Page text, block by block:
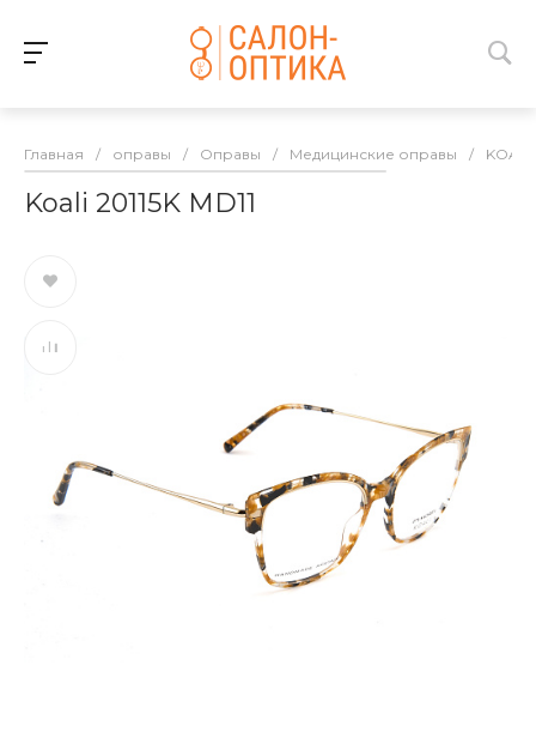
Главная / оправы / Оправы / Медицинские оправы / KOALI
Koali 20115K MD11